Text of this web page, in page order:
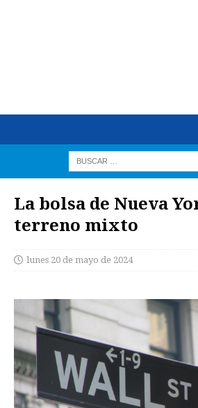
La bolsa de Nueva
terreno mixto
lunes 20 de mayo de 2024